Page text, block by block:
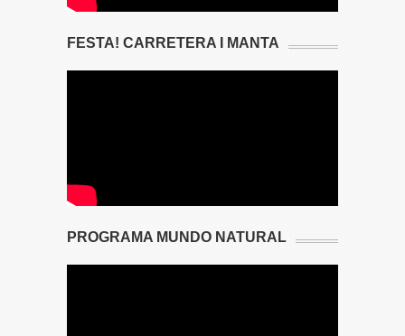
FESTA! CARRETERA I MANTA
PROGRAMA MUNDO NATURAL